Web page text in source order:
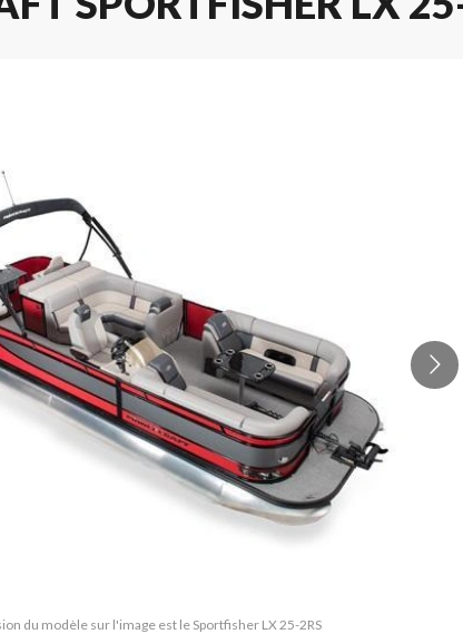
du modèle sur l'image est le Sportfisher LX 25-2RS